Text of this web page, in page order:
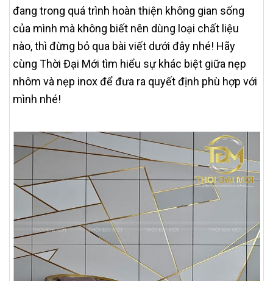
đang trong quá trình hoàn thiện không gian sống
của mình mà không biết nên dùng loại chất liệu
nào, thì đừng bỏ qua bài viết dưới đây nhé! Hãy
cùng Thời Đại Mới tìm hiểu sự khác biệt giữa nẹp
nhôm và nẹp inox để đưa ra quyết định phù hợp với
mình nhé!